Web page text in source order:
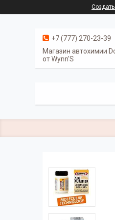
+7 (777) 270-23-39
Магазин автохимии
от Wynn'S